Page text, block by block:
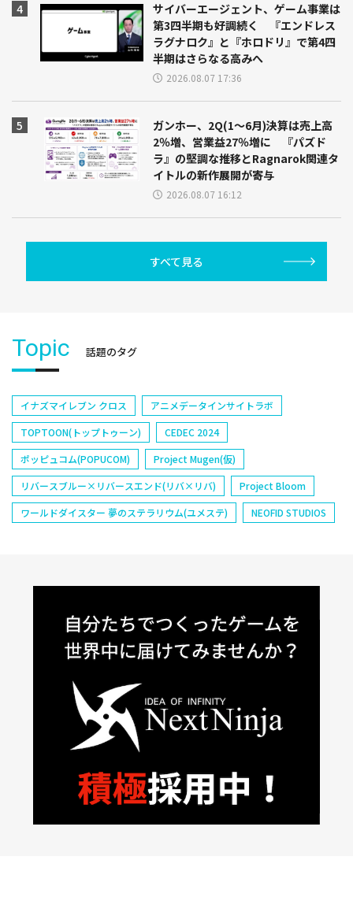
サイバーエージェント、ゲーム事業は
第3四半期も好調続く 『エンドレス
ラグナロク』と『ホロドリ』で第4四
半期はさらなる高みへ
2026.08.07 17:36
ガンホー、2Q(1～6月)決算は売上高
2％増、営業益27％増に 『パズド
ラ』の堅調な推移とRagnarok関連タ
イトルの新作展開が寄与
2026.08.07 16:12
すべて見る
Topic 話題のタグ
イナズマイレブン クロス
アニメデータインサイトラボ
TOPTOON(トップトゥーン)
CEDEC 2024
ポッピュコム(POPUCOM)
Project Mugen(仮)
リバースブルー×リバースエンド(リバ×リバ)
Project Bloom
ワールドダイスター 夢のステラリウム(ユメステ)
NEOFID STUDIOS